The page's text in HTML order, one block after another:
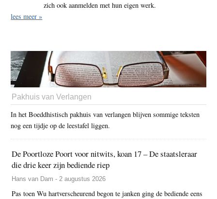
zich ook aanmelden met hun eigen werk.
lees meer »
Pakhuis van Verlangen
In het Boeddhistisch pakhuis van verlangen blijven sommige teksten
nog een tijdje op de leestafel liggen.
De Poortloze Poort voor nitwits, koan 17 – De staatsleraar
die drie keer zijn bediende riep
Hans van Dam - 2 augustus 2026
Pas toen Wu hartverscheurend begon te janken ging de bediende eens